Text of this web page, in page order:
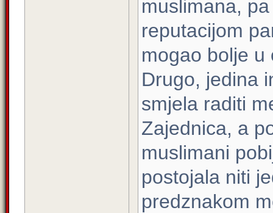
muslimana,
reputacijom
mogao bolje u
Drugo, jedina
smjela raditi
Zajednica, a
muslimani
postojala niti
predznakom